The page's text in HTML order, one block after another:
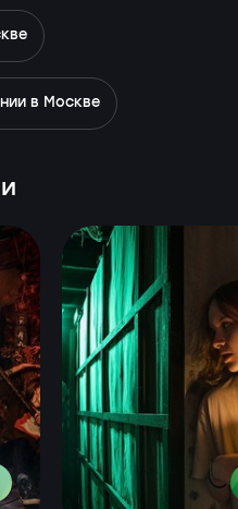
в Москве